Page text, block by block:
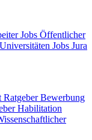
Jobs Öffentlicher
Jobs Jura
Ratgeber Bewerbung
Habilitation